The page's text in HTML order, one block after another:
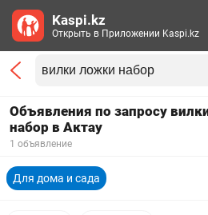
Объявления по запросу
набор в Актау
1 объявление
Для дома и сада
Kaspi.kz
Открыть в Приложении Kaspi.kz